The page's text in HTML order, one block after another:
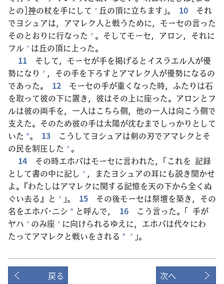
との]神の杖を手にして + 丘の頂に立ちます」。 10
それ
でヨシュアは，アマレク人と戦うために，モーセの言った
そのとおりに行なった + 。そしてモーセ，アロン，それに
フル + は丘の頂に 上った。
11
そして，モーセが手を掲げるとイスラエル人が優
勢になり + ，その手を下ろすとアマレク人が優勢になるの
であった。
12 モーセの手が重くなった時，ふたりは石
を取って彼の下に置き， 彼はその 上に座った。アロンとフ
ルは彼の両手を， 一人はこちら側， 他の一人は向こう側で
支えた。そのため彼の手は太陽が沈むまでしっかりとして
いた *。 13 こうしてヨシュアは剣の刃でアマレクとそ
の民を制圧した + 。
14
その時エホバはモーセに言われた，「これを 記録
として書の中に記し + ，またヨシュアの耳にも説き聞かせ
よ。『わたしはアマレクに関する記憶を天の下から全くぬ
ぐい去る』と + 」。 15 その後モーセは祭壇を築き，その
名をエホバ･ニシ * と呼んで， 16 こう言った。「 手が
ヤハ + のみ座 + に向けられるゆえに，エホバは代々 にわ
たってアマレクと戦いをされる * + 」。
戻る 次へ